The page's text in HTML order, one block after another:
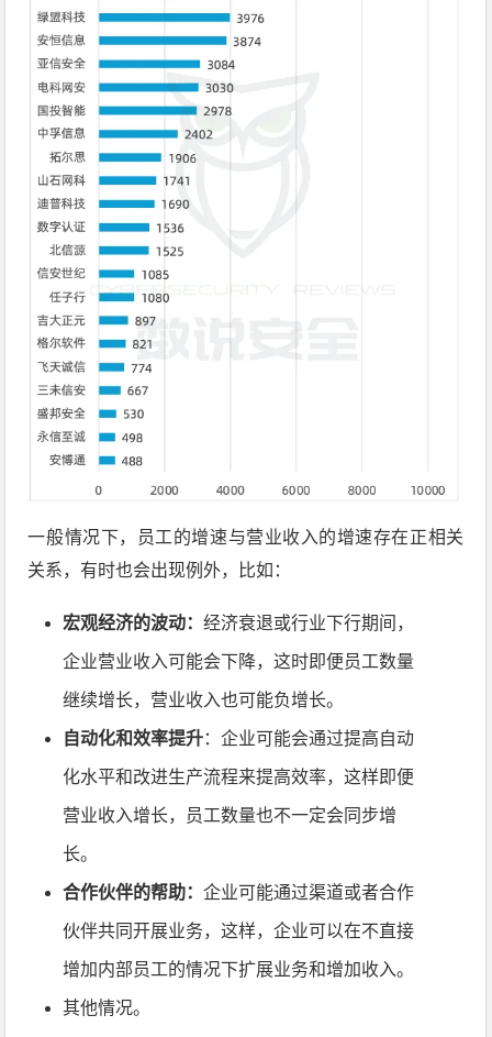
一般情况下，员工的增速与营业收入的增速存在正相关
关系，有时也会出现例外，比如：
宏观经济的波动：经济衰退或行业下行期间，
企业营业收入可能会下降，这时即便员工数量
继续增长，营业收入也可能负增长。
自动化和效率提升：企业可能会通过提高自动
化水平和改进生产流程来提高效率，这样即便
营业收入增长，员工数量也不一定会同步增
长。
合作伙伴的帮助：企业可能通过渠道或者合作
伙伴共同开展业务，这样，企业可以在不直接
增加内部员工的情况下扩展业务和增加收入。
其他情况。